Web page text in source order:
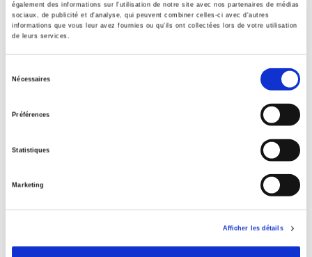
également des informations sur l'utilisation de notre site avec nos partenaires de médias
sociaux, de publicité et d'analyse, qui peuvent combiner celles-ci avec d'autres
informations que vous leur avez fournies ou qu'ils ont collectées lors de votre utilisation
de leurs services.
Nécessaires
Préférences
Statistiques
Marketing
Afficher les détails
Specifications
Publisher
Editorial coordination by
Journal
ISSN